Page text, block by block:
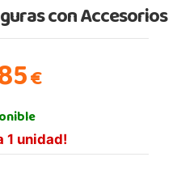
con Accesorios
€
1 unidad!